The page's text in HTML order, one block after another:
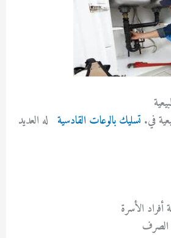
في. تسليك بالوعات القادسية له العديد
الأسرة
الصرف